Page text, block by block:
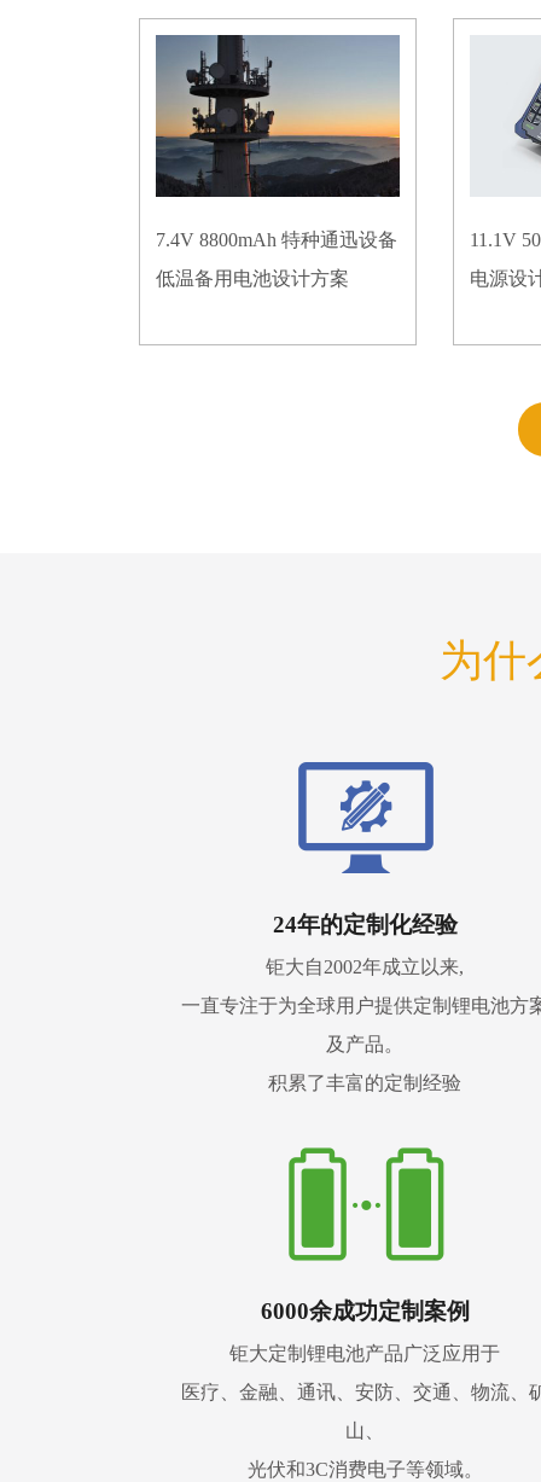
7.4V 8800mAh 特种通迅设备
低温备用电池设计方案
11.1V
电源设
为什
24年的定制化经验
钜大自2002年成立以来,
一直专注于为全球用户提供定制锂电池方
及产品。
积累了丰富的定制经验
6000余成功定制案例
钜大定制锂电池产品广泛应用于
医疗、金融、通讯、安防、交通、物流、
山、
光伏和3C消费电子等领域。